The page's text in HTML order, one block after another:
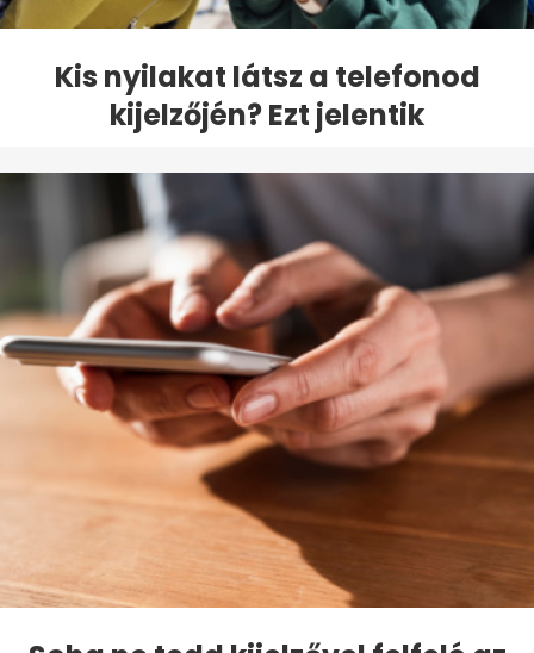
Kis nyilakat látsz a telefonod
kijelzőjén? Ezt jelentik